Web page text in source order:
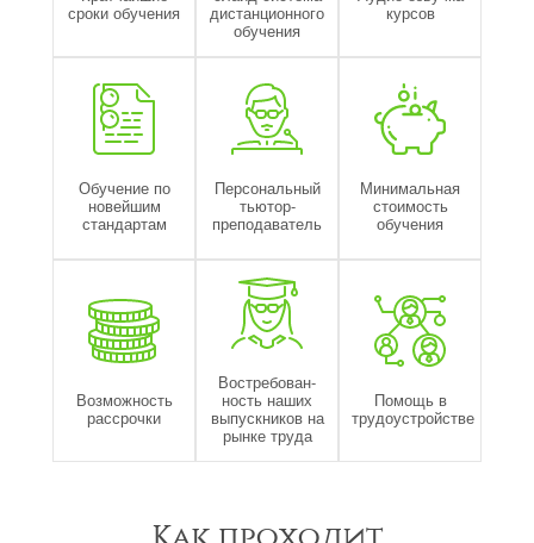
сроки обучения дистанционного
обучения
курсов
Обучение по
новейшим
стандартам
Персональный
тьютор-
преподаватель
Минимальная
стоимость
обучения
Возможность
рассрочки
Востребован-
ность наших
выпускников на
рынке труда
Помощь в
трудоустройстве
Как проходит